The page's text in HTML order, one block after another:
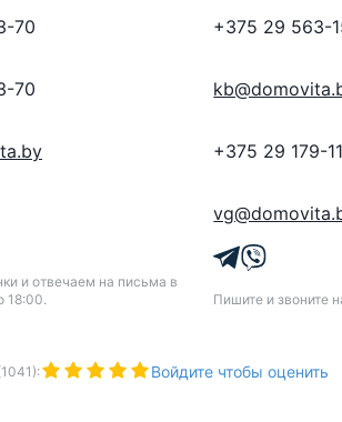
70
70
и отвечаем на письма в
18:00.
+375 29 563-
+375 29 179-
Пишите и звоните
1041 ): Войдите чтобы оценить